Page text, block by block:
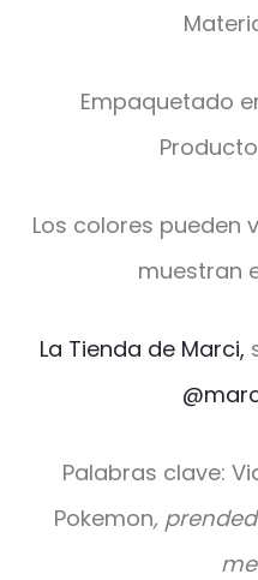
Empaquetado
Los colores pueden
muestran
La Tienda de Marci,
Palabras clave:
Pokemon,